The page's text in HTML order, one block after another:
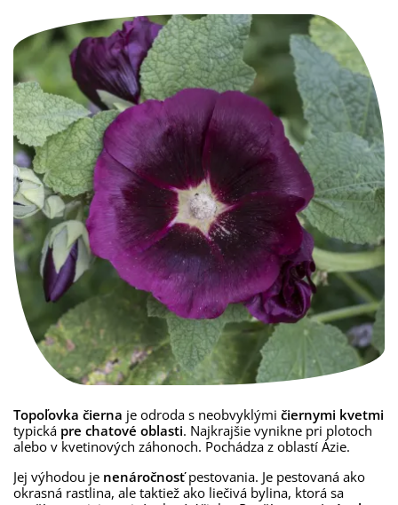
Topoľovka čierna je odroda s neobvyklými čiernymi kvetmi
typická pre chatové oblasti. Najkrajšie vynikne pri plotoch
alebo v kvetinových záhonoch. Pochádza z oblastí Ázie.
Jej výhodou je nenáročnosťpestovania. Je pestovaná ako
okrasná rastlina, ale taktiež ako liečivá bylina, ktorá sa